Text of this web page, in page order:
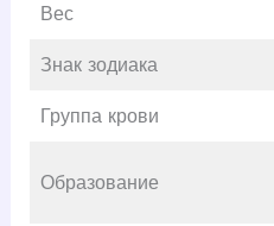
Вес
Знак зодиака
Группа крови
Образование